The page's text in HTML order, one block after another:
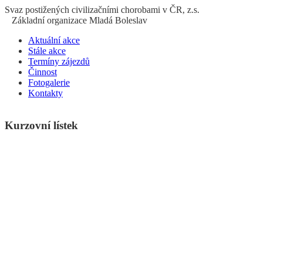
Svaz postižených civilizačními chorobami v ČR, z.s.
Základní organizace Mladá Boleslav
Aktuální akce
Stále akce
Termíny zájezdů
Činnost
Fotogalerie
Kontakty
Kurzovní lístek